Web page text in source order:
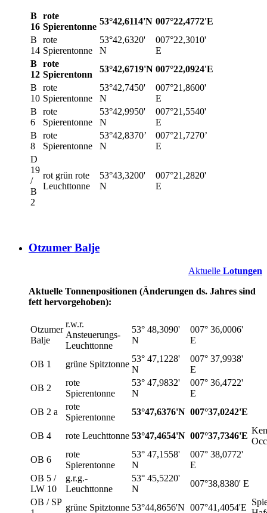
B
16
rote
Spierentonne
53°42,6114'N 007°22,4772'E
B
14
rote
Spierentonne
53°42,6320'
N
007°22,3010'
E
B
12
rote
Spierentonn
53°42,6719'N 007°22,0924'E
B
10
rote
Spierentonne
53°42,7450'
N
007°21,8600'
E
B
6
rote
Spierentonne
53°42,9950'
N
007°21,5540'
E
B
8
rote
Spierentonne
53°42,8370’
N
007°21,7270’
E
D
19
/
B
2
rot grün rote
Leuchttonne
53°43,3200'
N
007°21,2820'
E
Otzumer Balje
Aktuelle Lotungen
Aktuelle Tonnenpositionen (Änderungen ds. Jahres sind
fett hervorgehoben):
Otzumer
Balje
r.w.r.
Ansteuerungs-
Leuchttonne
53° 48,3090'
N
007° 36,0006'
E
OB 1 grüne Spitztonne
53° 47,1228'
N
007° 37,9938'
E
OB 2
rote
Spierentonne
53° 47,9832'
N
007° 36,4722'
E
OB 2 a
rote
Spierentonne
53°47,6376'N 007°37,0242'E
OB 4 rote Leuchttonne 53°47,4654'N 007°37,7346'E
OB 6
rote
Spierentonne
53° 47,1558'
N
007° 38,0772'
E
OB 5 /
LW 10
g.r.g.-
Leuchttonne
53° 45,5220'
N
007°38,8380' E
OB / SP
grüne Spitztonne 53°44,8656'N 007°41,4054'E